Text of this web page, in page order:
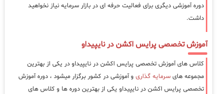
دوره آموزشی دیگری برای فعالیت حرفه ای در بازار سرمایه نیاز نخواهید
داشت.
آموزش تخصصی پرایس اکشن در نایپیداو
کلاس های آموزش تخصصی پرایس اکشن در نایپیداو در یکی از بهترین
مجموعه های سرمایه گذاری و آموزشی در کشور برگزار میشود ، دوره آموزش
تخصصی پرایس اکشن در نایپیداو یکی از بهترین دوره ها و کلاس های